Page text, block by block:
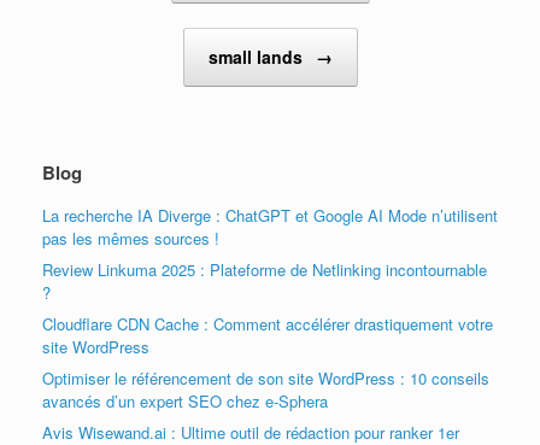
small lands →
Blog
La recherche IA Diverge : ChatGPT et Google AI Mode n’utilisent
pas les mêmes sources !
Review Linkuma 2025 : Plateforme de Netlinking incontournable
?
Cloudflare CDN Cache : Comment accélérer drastiquement votre
site WordPress
Optimiser le référencement de son site WordPress : 10 conseils
avancés d’un expert SEO chez e-Sphera
Avis Wisewand.ai : Ultime outil de rédaction pour ranker 1er